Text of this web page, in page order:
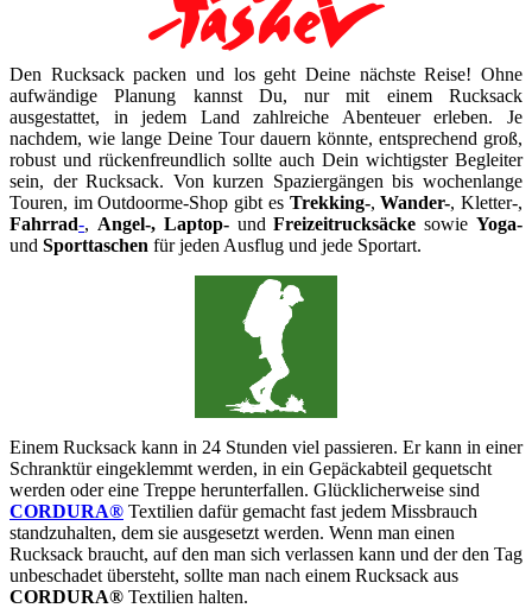
Den Rucksack packen und los geht Deine nächste Reise! Ohne
aufwändige Planung kannst Du, nur mit einem Rucksack
ausgestattet, in jedem Land zahlreiche Abenteuer erleben. Je
nachdem, wie lange Deine Tour dauern könnte, entsprechend groß,
robust und rückenfreundlich sollte auch Dein wichtigster Begleiter
sein, der Rucksack. Von kurzen Spaziergängen bis wochenlange
Touren, im Outdoorme-Shop gibt es Trekking-,Wander-, Kletter-,
Fahrrad-, Angel-, Laptop-undFreizeitrucksäcke sowieYoga-
und Sporttaschen für jeden Ausflug und jede Sportart.
Einem Rucksack kann in 24 Stunden viel passieren. Er kann in einer
Schranktür eingeklemmt werden, in ein Gepäckabteil gequetscht
werden oder eine Treppe herunterfallen. Glücklicherweise sind
CORDURA® Textilien dafür gemacht fast jedem Missbrauch
standzuhalten, dem sie ausgesetzt werden. Wenn man einen
Rucksack braucht, auf den man sich verlassen kann und der den Tag
unbeschadet übersteht, sollte man nach einem Rucksack aus
CORDURA® Textilien halten.